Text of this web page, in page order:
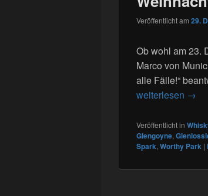
Veröffentlicht am 29.
Ob wohl am 23.
Marco von
alle Fälle!“
weiterlesen →
Veröffentlicht in
Glengoyne,
Spark, Worthy Park |